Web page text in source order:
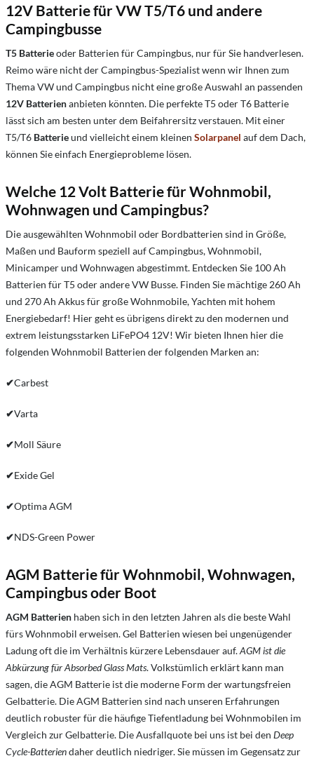
12V Batterie für VW T5/T6 und andere
Campingbusse
T5 Batterieoder Batterien für Campingbus, nur für Sie handverlesen.
Reimo wäre nicht der Campingbus-Spezialist wenn wir Ihnen zum
Thema VW und Campingbus nicht eine große Auswahl an passenden
12V Batterienanbieten könnten. Die perfekte T5 oder T6 Batterie
lässt sich am besten unter dem Beifahrersitz verstauen. Mit einer
T5/T6 Batterieund vielleicht einem kleinen Solarpanel auf dem Dach,
können Sie einfach Energieprobleme lösen.
Welche 12 Volt Batterie für Wohnmobil,
Wohnwagen und Campingbus?
Die ausgewählten Wohnmobil oder Bordbatterien sind in Größe,
Maßen und Bauform speziell auf Campingbus, Wohnmobil,
Minicamper und Wohnwagen abgestimmt. Entdecken Sie 100 Ah
Batterien für T5 oder andere VW Busse. Finden Sie mächtige 260 Ah
und 270 Ah Akkus für große Wohnmobile, Yachten mit hohem
Energiebedarf! Hier geht es übrigens direkt zu den modernen und
extrem leistungsstarken LiFePO4 12V! Wir bieten Ihnen hier die
folgenden Wohnmobil Batterien der folgenden Marken an:
✔Carbest
✔Varta
✔Moll Säure
✔Exide Gel
✔Optima AGM
✔NDS-Green Power
AGM Batterie für Wohnmobil, Wohnwagen,
Campingbus oder Boot
AGM Batterien haben sich in den letzten Jahren als die beste Wahl
fürs Wohnmobil erweisen. Gel Batterien wiesen bei ungenügender
Ladung oft die im Verhältnis kürzere Lebensdauer auf.AGM ist die
Abkürzung für Absorbed Glass Mats. Volkstümlich erklärt kann man
sagen, die AGM Batterie ist die moderne Form der wartungsfreien
Gelbatterie. Die AGM Batterien sind nach unseren Erfahrungen
deutlich robuster für die häufige Tiefentladung bei Wohnmobilen im
Vergleich zur Gelbatterie. Die Ausfallquote bei uns ist bei den Deep
Cycle-Batteriendaher deutlich niedriger. Sie müssen im Gegensatz zur